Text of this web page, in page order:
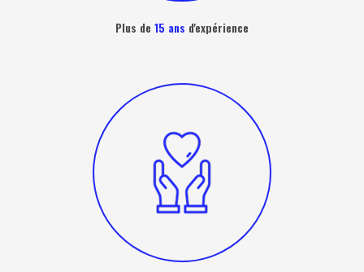
Plus de 15 ans d'expérience